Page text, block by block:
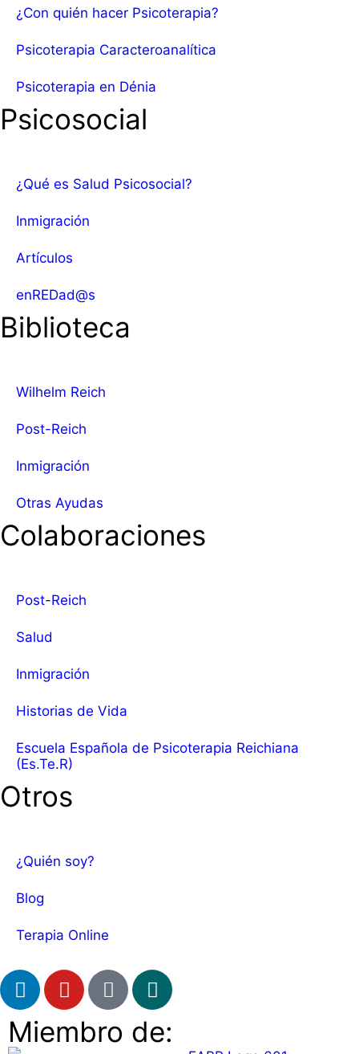
¿Con quién hacer Psicoterapia?
Psicoterapia Caracteroanalítica
Psicoterapia en Dénia
Psicosocial
¿Qué es Salud Psicosocial?
Inmigración
Artículos
enREDad@s
Biblioteca
Wilhelm Reich
Post-Reich
Inmigración
Otras Ayudas
Colaboraciones
Post-Reich
Salud
Inmigración
Historias de Vida
Escuela Española de Psicoterapia Reichiana
(Es.Te.R)
Otros
¿Quién soy?
Blog
Terapia Online
Miembro de: